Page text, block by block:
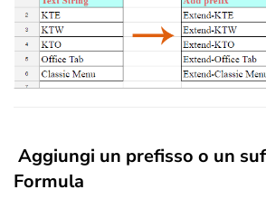
Aggiungi un prefisso o un
Formula